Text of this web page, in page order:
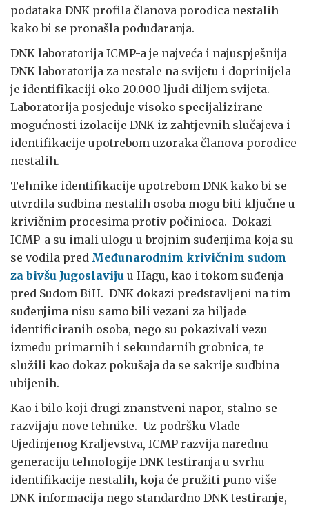
podataka DNK profila članova porodica nestalih
kako bi se pronašla podudaranja.
DNK laboratorija ICMP-a je najveća i najuspješnija
DNK laboratorija za nestale na svijetu i doprinijela
je identifikaciji oko 20.000 ljudi diljem svijeta.
Laboratorija posjeduje visoko specijalizirane
mogućnosti izolacije DNK iz zahtjevnih slučajeva i
identifikacije upotrebom uzoraka članova porodice
nestalih.
Tehnike identifikacije upotrebom DNK kako bi se
utvrdila sudbina nestalih osoba mogu biti ključne u
krivičnim procesima protiv počinioca. Dokazi
ICMP-a su imali ulogu u brojnim suđenjima koja su
se vodila pred Međunarodnim krivičnim sudom
za bivšu Jugoslaviju u Hagu, kao i tokom suđenja
pred Sudom BiH. DNK dokazi predstavljeni na tim
suđenjima nisu samo bili vezani za hiljade
identificiranih osoba, nego su pokazivali vezu
između primarnih i sekundarnih grobnica, te
služili kao dokaz pokušaja da se sakrije sudbina
ubijenih.
Kao i bilo koji drugi znanstveni napor, stalno se
razvijaju nove tehnike. Uz podršku Vlade
Ujedinjenog Kraljevstva, ICMP razvija narednu
generaciju tehnologije DNK testiranja u svrhu
identifikacije nestalih, koja će pružiti puno više
DNK informacija nego standardno DNK testiranje,